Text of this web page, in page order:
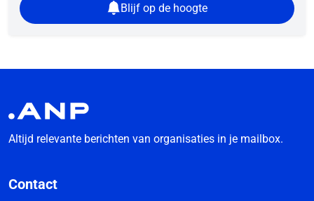
Blijf op de hoogte
Altijd relevante berichten van organisaties in je mailbox.
Contact